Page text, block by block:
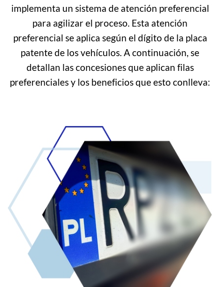
implementa un sistema de atención preferencial
para agilizar el proceso. Esta atención
preferencial se aplica según el dígito de la placa
patente de los vehículos. A continuación, se
detallan las concesiones que aplican filas
preferenciales y los beneficios que esto conlleva: